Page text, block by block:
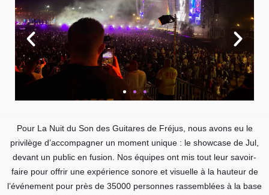
Pour La Nuit du Son des Guitares de Fréjus, nous avons eu le
privilège d’accompagner un moment unique : le showcase de Jul,
devant un public en fusion. Nos équipes ont mis tout leur savoir-
faire pour offrir une expérience sonore et visuelle à la hauteur de
l’événement pour près de 35000 personnes rassemblées à la base